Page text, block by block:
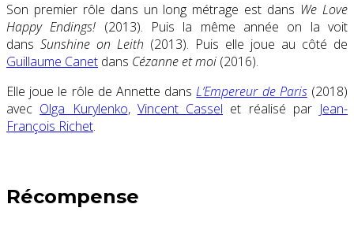
Son premier rôle dans un long métrage est dans We Love
Happy Endings! (2013). Puis la même année on la voit
dans Sunshine on Leith (2013). Puis elle joue au côté de
Guillaume Canet dans Cézanne et moi (2016).
Elle joue le rôle de Annette dansL’Empereur de Paris(2018)
avec Olga Kurylenko, Vincent Cassel et réalisé par Jean-
François Richet.
Récompense